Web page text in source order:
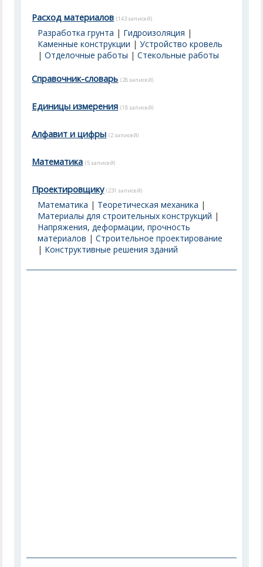
Расход материалов (143 записей)
Разработка грунта | Гидроизоляция |
Каменные конструкции |Устройство кровель
|Отделочные работы |Стекольные работы
Справочник-словарь (28 записей)
Единицы измерения (18 записей)
Алфавит и цифры (2 записей)
Математика (5 записей)
Проектировщику (231 записей)
Математика | Теоретическая механика |
Материалы для строительных конструкций |
Напряжения, деформации, прочность
материалов |Строительное проектирование
| Конструктивные решения зданий